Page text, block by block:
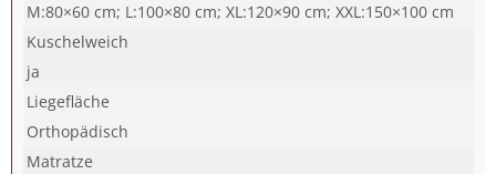
M:80×60 cm; L:100×80 cm; XL:120×90 cm; XXL:150×100 cm
Kuschelweich
ja
Liegefläche
Orthopädisch
Matratze